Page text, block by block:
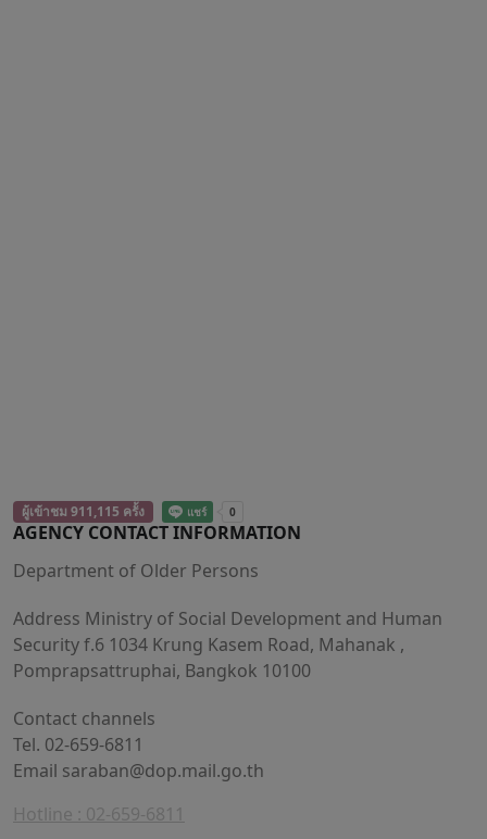
ผู้เข้าชม 911,115 ครั้ง
AGENCY CONTACT INFORMATION
Department of Older Persons
Address Ministry of Social Development and Human
Security f.6 1034 Krung Kasem Road, Mahanak ,
Pomprapsattruphai, Bangkok 10100
Contact channels
Tel. 02-659-6811
Email saraban@dop.mail.go.th
Hotline : 02-659-6811